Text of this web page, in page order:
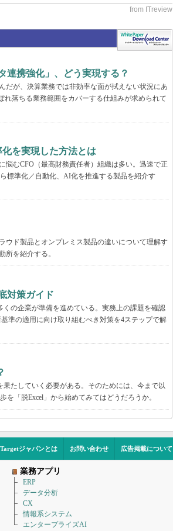
連携強化」、どう実現する？
だが、決算業務では非効率な面が拭えない状況にあ
れ落ちる業務範囲をカバーする仕組みが求められて
を実現した方法とは
悩むCFO（最高財務責任者）組織は多い。迅速で正
標準化／自動化、AI化を推進する製品を紹介す
ウド製品とオンプレミス製品の違いについて理解す
所を紹介する。
対策ガイド
の企業が準備を進めている。実務上の課題を確認
準の適用に向け取り組むべき対策を4ステップで解
たしていく必要がある。そのためには、今まで以
「脱Excel」から始めてみてはどうだろうか。
ジャパンとは お問い合わせ 広告掲載について
業務アプリ
ERP
データ分析
CX
情報系システム
エンタープライズAI